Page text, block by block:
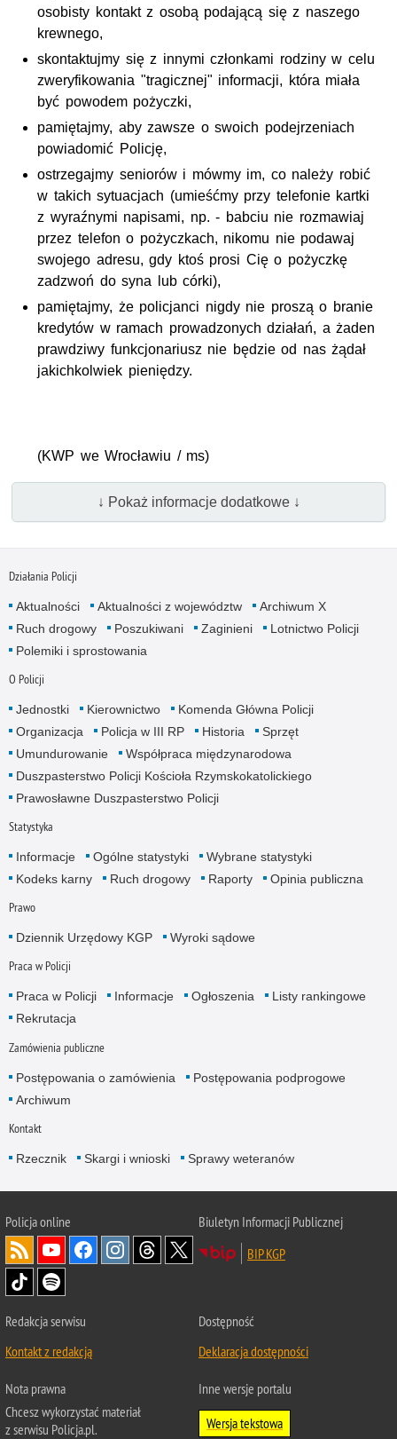
osobisty kontakt z osobą podającą się z naszego
krewnego,
skontaktujmy się z innymi członkami rodziny w celu
zweryfikowania "tragicznej" informacji, która miała
być powodem pożyczki,
pamiętajmy, aby zawsze o swoich podejrzeniach
powiadomić Policję,
ostrzegajmy seniorów i mówmy im, co należy robić
w takich sytuacjach (umieśćmy przy telefonie kartki
z wyraźnymi napisami, np. - babciu nie rozmawiaj
przez telefon o pożyczkach, nikomu nie podawaj
swojego adresu, gdy ktoś prosi Cię o pożyczkę
zadzwoń do syna lub córki),
pamiętajmy, że policjanci nigdy nie proszą o branie
kredytów w ramach prowadzonych działań, a żaden
prawdziwy funkcjonariusz nie będzie od nas żądał
jakichkolwiek pieniędzy.
(KWP we Wrocławiu / ms)
↓ Pokaż informacje dodatkowe ↓
Działania Policji
Aktualności Aktualności z województw
Archiwum X
Ruch drogowy
Poszukiwani Zaginieni
Lotnictwo Policji
Polemiki i sprostowania
O Policji
Jednostki Kierownictwo
Komenda Główna Policji
Organizacja
Policja w III RP Historia
Sprzęt
Umundurowanie
Współpraca międzynarodowa
Duszpasterstwo Policji Kościoła Rzymskokatolickiego
Prawosławne Duszpasterstwo Policji
Statystyka
Informacje Ogólne statystyki
Wybrane statystyki
Kodeks karny
Ruch drogowy Raporty Opinia publiczna
Prawo
Dziennik Urzędowy KGP Wyroki sądowe
Praca w Policji
Praca w Policji Informacje Ogłoszenia
Listy rankingowe
Rekrutacja
Zamówienia publiczne
Postępowania o zamówienia
Postępowania podprogowe
Archiwum
Kontakt
Rzecznik Skargi i wnioski Sprawy weteranów
Policjaonline
Biuletyn Informacji Publicznej
BIP KGP
Redakcja serwisu
Kontakt z redakcją
Dostępność
Deklaracja dostępności
Nota prawna
Chcesz wykorzystać materiał
z serwisu Policja.pl.
Inne wersje portalu
Wersja tekstowa